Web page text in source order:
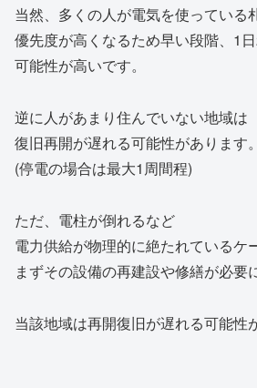
当然、多くの人が電気を使っている
優先度が高くなるため早い段階、1
可能性が高いです。
逆に人があまり住んでいない地域は
復旧再開が遅れる可能性があります。
(停電の場合は最大1周間程)
ただ、電柱が倒れるなど
電力供給が物理的に絶たれているケ
まずその設備の再建設や修繕が必要
当該地域は再開復旧が遅れる可能性